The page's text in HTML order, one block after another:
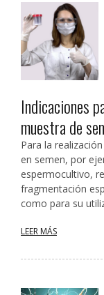
Indicaciones
muestra de
Para la
en semen, por
espermocultivo,
fragmentación
como para su
LEER MÁS